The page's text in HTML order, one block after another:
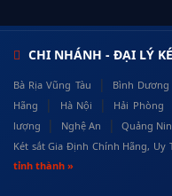
CHI NHÁNH - ĐẠI LÝ
Bà Rịa Vũng Tàu | Bình Dương
Hãng
| Hà Nội | Hải Phòng
lượng
| Nghệ An | Quảng
Két sắt Gia Định Chính Hãng, Uy
tỉnh thành »